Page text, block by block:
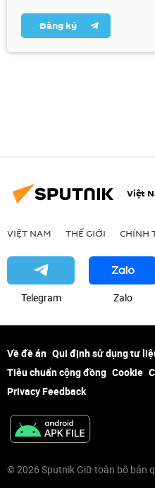
Đăng ký
Việt
VIỆT NAM THẾ GIỚI CHÍNH
Telegram Zalo
Về đề án Qui định sử dụng tư
Tiêu chuẩn cộng đồng Cookie
Privacy Feedback
© 2026 Sputnik Giữ toàn bộ bản